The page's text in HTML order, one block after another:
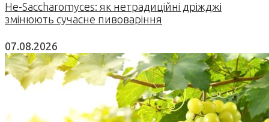
Не-Saccharomyces: як нетрадиційні дріжджі
змінюють сучасне пивоваріння
07.08.2026